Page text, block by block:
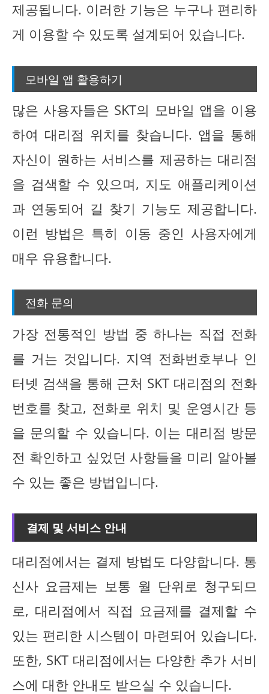
제공됩니다. 이러한 기능은 누구나 편리하
게 이용할 수 있도록 설계되어 있습니다.
모바일 앱 활용하기
많은 사용자들은 SKT의 모바일 앱을 이용
하여 대리점 위치를 찾습니다. 앱을 통해
자신이 원하는 서비스를 제공하는 대리점
을 검색할 수 있으며, 지도 애플리케이션
과 연동되어 길 찾기 기능도 제공합니다.
이런 방법은 특히 이동 중인 사용자에게
매우 유용합니다.
전화 문의
가장 전통적인 방법 중 하나는 직접 전화
를 거는 것입니다. 지역 전화번호부나 인
터넷 검색을 통해 근처 SKT 대리점의 전화
번호를 찾고, 전화로 위치 및 운영시간 등
을 문의할 수 있습니다. 이는 대리점 방문
전 확인하고 싶었던 사항들을 미리 알아볼
수 있는 좋은 방법입니다.
결제 및 서비스 안내
대리점에서는 결제 방법도 다양합니다. 통
신사 요금제는 보통 월 단위로 청구되므
로, 대리점에서 직접 요금제를 결제할 수
있는 편리한 시스템이 마련되어 있습니다.
또한, SKT 대리점에서는 다양한 추가 서비
스에 대한 안내도 받으실 수 있습니다.